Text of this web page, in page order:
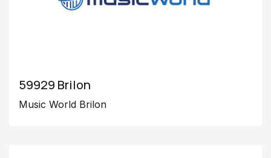
59929 Brilon
Music World Brilon